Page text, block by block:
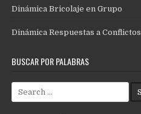
Dinámica Bricolaje en Grupo
Dinámica Respuestas a Conflictos
BUSCAR POR PALABRAS
Search
for: